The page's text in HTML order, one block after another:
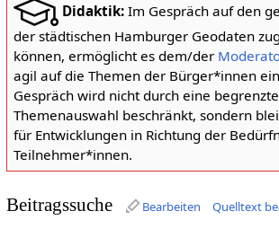
Didaktik:Im Gespräch auf den
der städtischen Hamburger Geodaten
können, ermöglicht es dem/der
agil auf die Themen der Bürger*innen
Gespräch wird nicht durch eine
Themenauswahl beschränkt, sondern
für Entwicklungen in Richtung der
Teilnehmer*innen.
Beitragssuche Bearbeiten Quelltext